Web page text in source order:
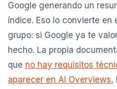
Google generando un
índice. Eso lo convierte en
grupo: si Google ya te
hecho. La propia
que no hay requisitos
aparecer en AI Overviews,